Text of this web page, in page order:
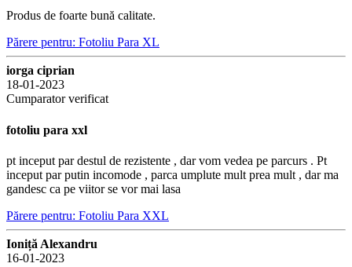
Produs de foarte bună calitate.
Părere pentru: Fotoliu Para XL
iorga ciprian
18-01-2023
Cumparator verificat
fotoliu para xxl
pt inceput par destul de rezistente , dar vom vedea pe parcurs . Pt
inceput par putin incomode , parca umplute mult prea mult , dar ma
gandesc ca pe viitor se vor mai lasa
Părere pentru: Fotoliu Para XXL
Ioniță Alexandru
16-01-2023